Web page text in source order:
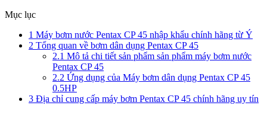
Mục lục
1 Máy bơm nước Pentax CP 45 nhập khẩu chính hãng từ Ý
2 Tổng quan về bơm dân dụng Pentax CP 45
2.1 Mô tả chi tiết sản phẩm sản phẩm máy bơm nước
Pentax CP 45
2.2 Ứng dụng của Máy bơm dân dụng Pentax CP 45
0.5HP
3 Địa chỉ cung cấp máy bơm Pentax CP 45 chính hãng uy tín